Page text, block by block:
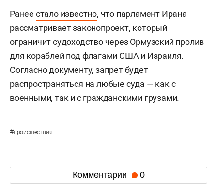
Ранее стало известно, что парламент Ирана
рассматривает законопроект, который
ограничит судоходство через Ормузский пролив
для кораблей под флагами США и Израиля.
Согласно документу, запрет будет
распространяться на любые суда — как с
военными, так и с гражданскими грузами.
#происшествия
Комментарии 0